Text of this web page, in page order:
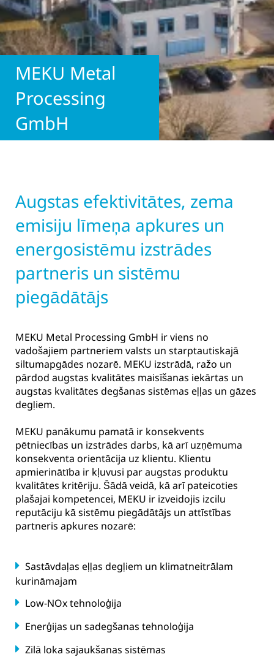
MEKU Metal
Processing
GmbH
Augstas efektivitātes, zema
emisiju līmeņa apkures un
energosistēmu izstrādes
partneris un sistēmu
piegādātājs
MEKU Metal Processing GmbH ir viens no
vadošajiem partneriem valsts un starptautiskajā
siltumapgādes nozarē. MEKU izstrādā, ražo un
pārdod augstas kvalitātes maisīšanas iekārtas un
augstas kvalitātes degšanas sistēmas eļļas un gāzes
degļiem.
MEKU panākumu pamatā ir konsekvents
pētniecības un izstrādes darbs, kā arī uzņēmuma
konsekventa orientācija uz klientu. Klientu
apmierinātība ir kļuvusi par augstas produktu
kvalitātes kritēriju. Šādā veidā, kā arī pateicoties
plašajai kompetencei, MEKU ir izveidojis izcilu
reputāciju kā sistēmu piegādātājs un attīstības
partneris apkures nozarē:
Sastāvdaļas eļļas degļiem un klimatneitrālam
kurināmajam
Low-NOx tehnoloģija
Enerģijas un sadegšanas tehnoloģija
Zilā loka sajaukšanas sistēmas